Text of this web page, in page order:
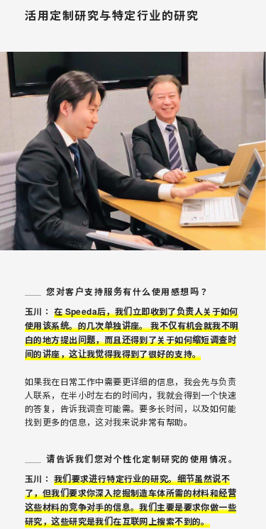
活用定制研究与特定行业的研究
您对客户支持服务有什么使用感想吗？
玉川： 在 Speeda后，我们立即收到了负责人关于如何
使用该系统。的几次单独讲座。 我不仅有机会就我不明
白的地方提出问题，而且还得到了关于如何缩短调查时
间的讲座，这让我觉得我得到了很好的支持。
如果我在日常工作中需要更详细的信息，我会先与负责
人联系，在半小时左右的时间内，我就会得到一个快速
的答复，告诉我调查可能需。要多长时间，以及如何能
找到更多的信息，这对我来说非常有帮助。
请告诉我们您对个性化定制研究的使用情况。
玉川： 我们要求进行特定行业的研究。细节虽然说不
了，但我们要求你深入挖掘制造车体所需的材料和经营
这些材料的竞争对手的信息。我们主要是要求你做一些
研究，这些研究是我们在互联网上搜索不到的。